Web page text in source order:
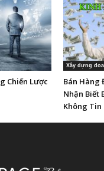
Chiến Lược
Xây dựng
Bán Hàng
Nhận Biết
Không Tin